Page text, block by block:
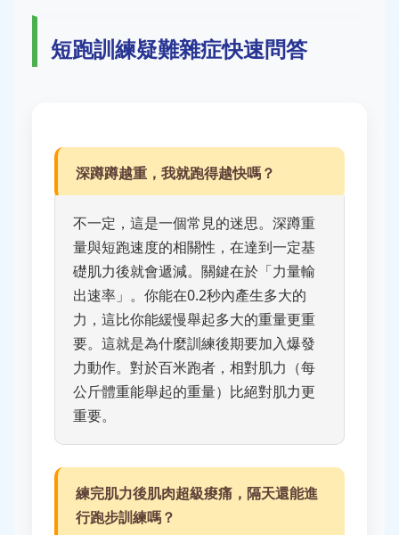
短跑訓練疑難雜症快速問答
深蹲蹲越重，我就跑得越快嗎？
不一定，這是一個常見的迷思。深蹲重
量與短跑速度的相關性，在達到一定基
礎肌力後就會遞減。關鍵在於「力量輸
出速率」。你能在0.2秒內產生多大的
力，這比你能緩慢舉起多大的重量更重
要。這就是為什麼訓練後期要加入爆發
力動作。對於百米跑者，相對肌力（每
公斤體重能舉起的重量）比絕對肌力更
重要。
練完肌力後肌肉超級痠痛，隔天還能進
行跑步訓練嗎？